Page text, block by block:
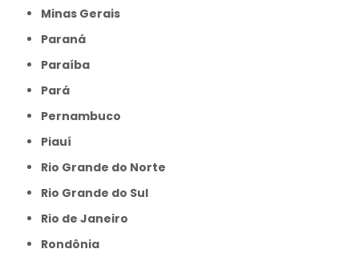
Minas Gerais
Paraná
Paraíba
Pará
Pernambuco
Piauí
Rio Grande do Norte
Rio Grande do Sul
Rio de Janeiro
Rondônia